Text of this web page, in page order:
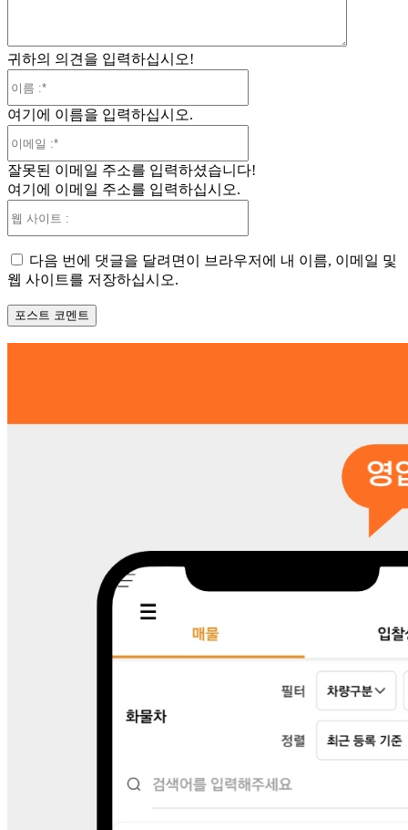
귀하의 의견을 입력하십시오!
여기에 이름을 입력하십시오.
일
잘못된 이메일 주소를 입력하셨습니다!
여기에 이메일 주소를 입력하십시오.
트
다음 번에 댓글을 달려면이 브라우저에 내 이름, 이메일 및
웹 사이트를 저장하십시오.